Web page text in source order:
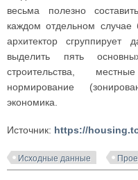
весьма полезно
каждом отдельном случае
архитектор
выделить пять
строительства,
нормирование
экономика.
Источник: https://
Исходные данные